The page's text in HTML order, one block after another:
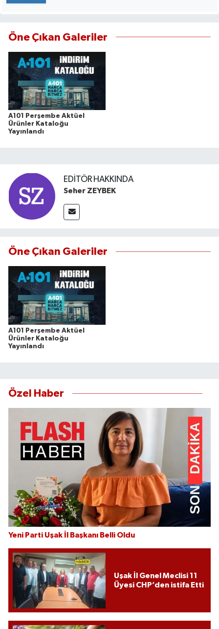
Öne Çıkan Galeriler
A101 Perşembe Aktüel
Ürünler Kataloğu
Yayınlandı
EDITÖR HAKKINDA
Seher ZEYBEK
Öne Çıkan Galeriler
A101 Perşembe Aktüel
Ürünler Kataloğu
Yayınlandı
Özel Haber
Yeni Parti Uşak İl Başkanı Belli Oldu
Uşak İl Genel Meclisi 11
Üyesi CHP’den istifa Etti